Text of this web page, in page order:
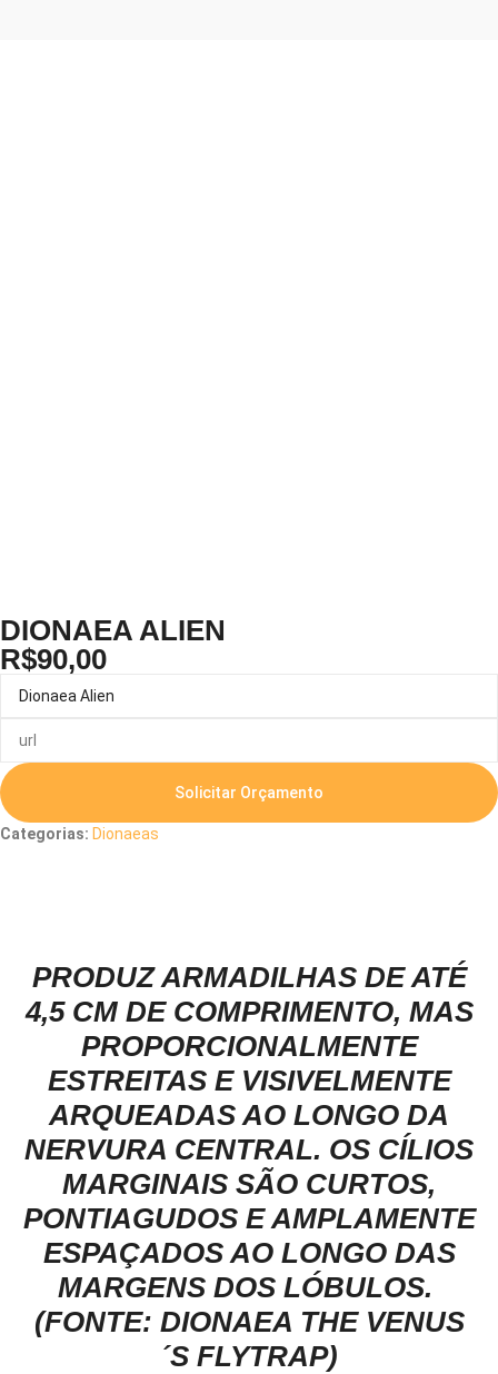
DIONAEA ALIEN
R$90,00
Solicitar Orçamento
Categorias: Dionaeas
PRODUZ ARMADILHAS DE ATÉ
4,5 CM DE COMPRIMENTO, MAS
PROPORCIONALMENTE
ESTREITAS E VISIVELMENTE
ARQUEADAS AO LONGO DA
NERVURA CENTRAL. OS CÍLIOS
MARGINAIS SÃO CURTOS,
PONTIAGUDOS E AMPLAMENTE
ESPAÇADOS AO LONGO DAS
MARGENS DOS LÓBULOS.
(FONTE: DIONAEA THE VENUS
´S FLYTRAP)